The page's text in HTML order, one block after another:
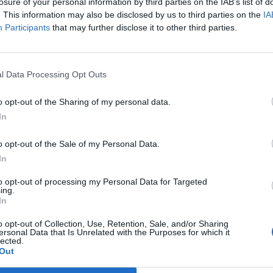
This information may also be disclosed by us to third parties on the
Participants that may further disclose it to other third parties.
Data Processing Opt Outs
opt-out of the Sharing of my personal data.
opt-out of the Sale of my Personal Data.
opt-out of processing my Personal Data for Targeted
opt-out of Collection, Use, Retention, Sale, and/or Sharing
Data that Is Unrelated with the Purposes for which it
stavu silnice, povětrnostním podmínkám a dalším
jet pouze takovou rychlostí, aby byl schopen zastavit
se musí přesvědčit, jestli ji mohou bezpečně přejít,
provozu. Musí brát ohled na vzdálenost a rychlost jízdy
zda auta stihnou bezpečně zastavit.
blížícím se vozidlem. Neexistuje absolutní přednost
mezi chodci,“vysvětluje policejní komisařka.
případně pohybem ruky nebo přikývnutím ověřit,
vpravo.„Chodci při přecházení musí sledovat provoz,
umožní přecházení, v protijedoucím autě si motorista
dále nesmí vstupovat na přechod, přijíždějí-li vozidla
tramvaji. Je-li na komunikaci vyznačen přechod pro
ho užít, jestliže je od něj vzdálen do 50 metrů,“
Schindlová.